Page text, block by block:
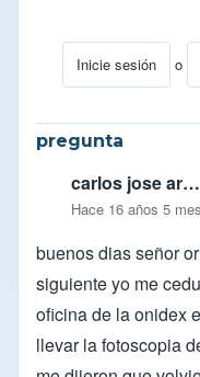
Inicie sesión o
En respuesta a
pregunta
carlos jose
Hace 16 años 5
buenos dias señor
siguiente yo me
oficina de la onidex
llevar la fotoscopia